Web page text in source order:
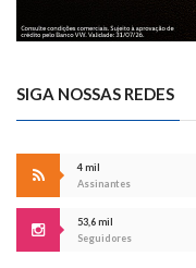
SIGA NOSSAS REDES
4 mil
Assinantes
53,6 mil
Seguidores